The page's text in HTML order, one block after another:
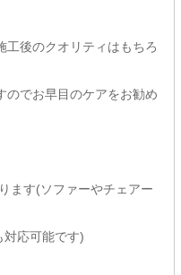
工後のクオリティはもちろ
のでお早目のケアをお勧め
ます(ソファーやチェアー
対応可能です)